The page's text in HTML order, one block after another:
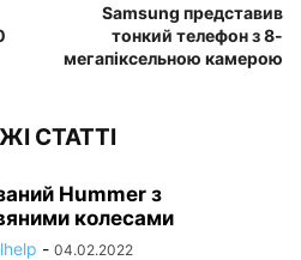
Samsung представив
тонкий телефон з 8-
мегапіксельною камерою
СТАТТІ
Hummer з
колесами
- 04.02.2022